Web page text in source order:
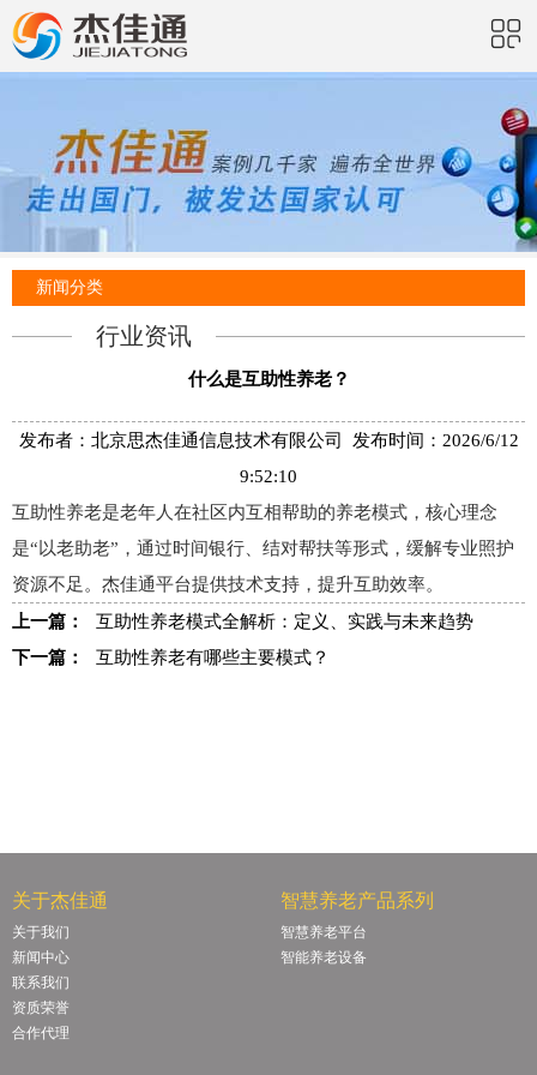
新闻分类
行业资讯
什么是互助性养老？
发布者：北京思杰佳通信息技术有限公司 发布时间：2026/6/12
9:52:10
互助性养老是老年人在社区内互相帮助的养老模式，核心理念
是“以老助老”，通过时间银行、结对帮扶等形式，缓解专业照护
资源不足。杰佳通平台提供技术支持，提升互助效率。
上一篇：
互助性养老模式全解析：定义、实践与未来趋势
下一篇：
互助性养老有哪些主要模式？
关于杰佳通
关于我们
新闻中心
联系我们
资质荣誉
合作代理
智慧养老产品系列
智慧养老平台
智能养老设备